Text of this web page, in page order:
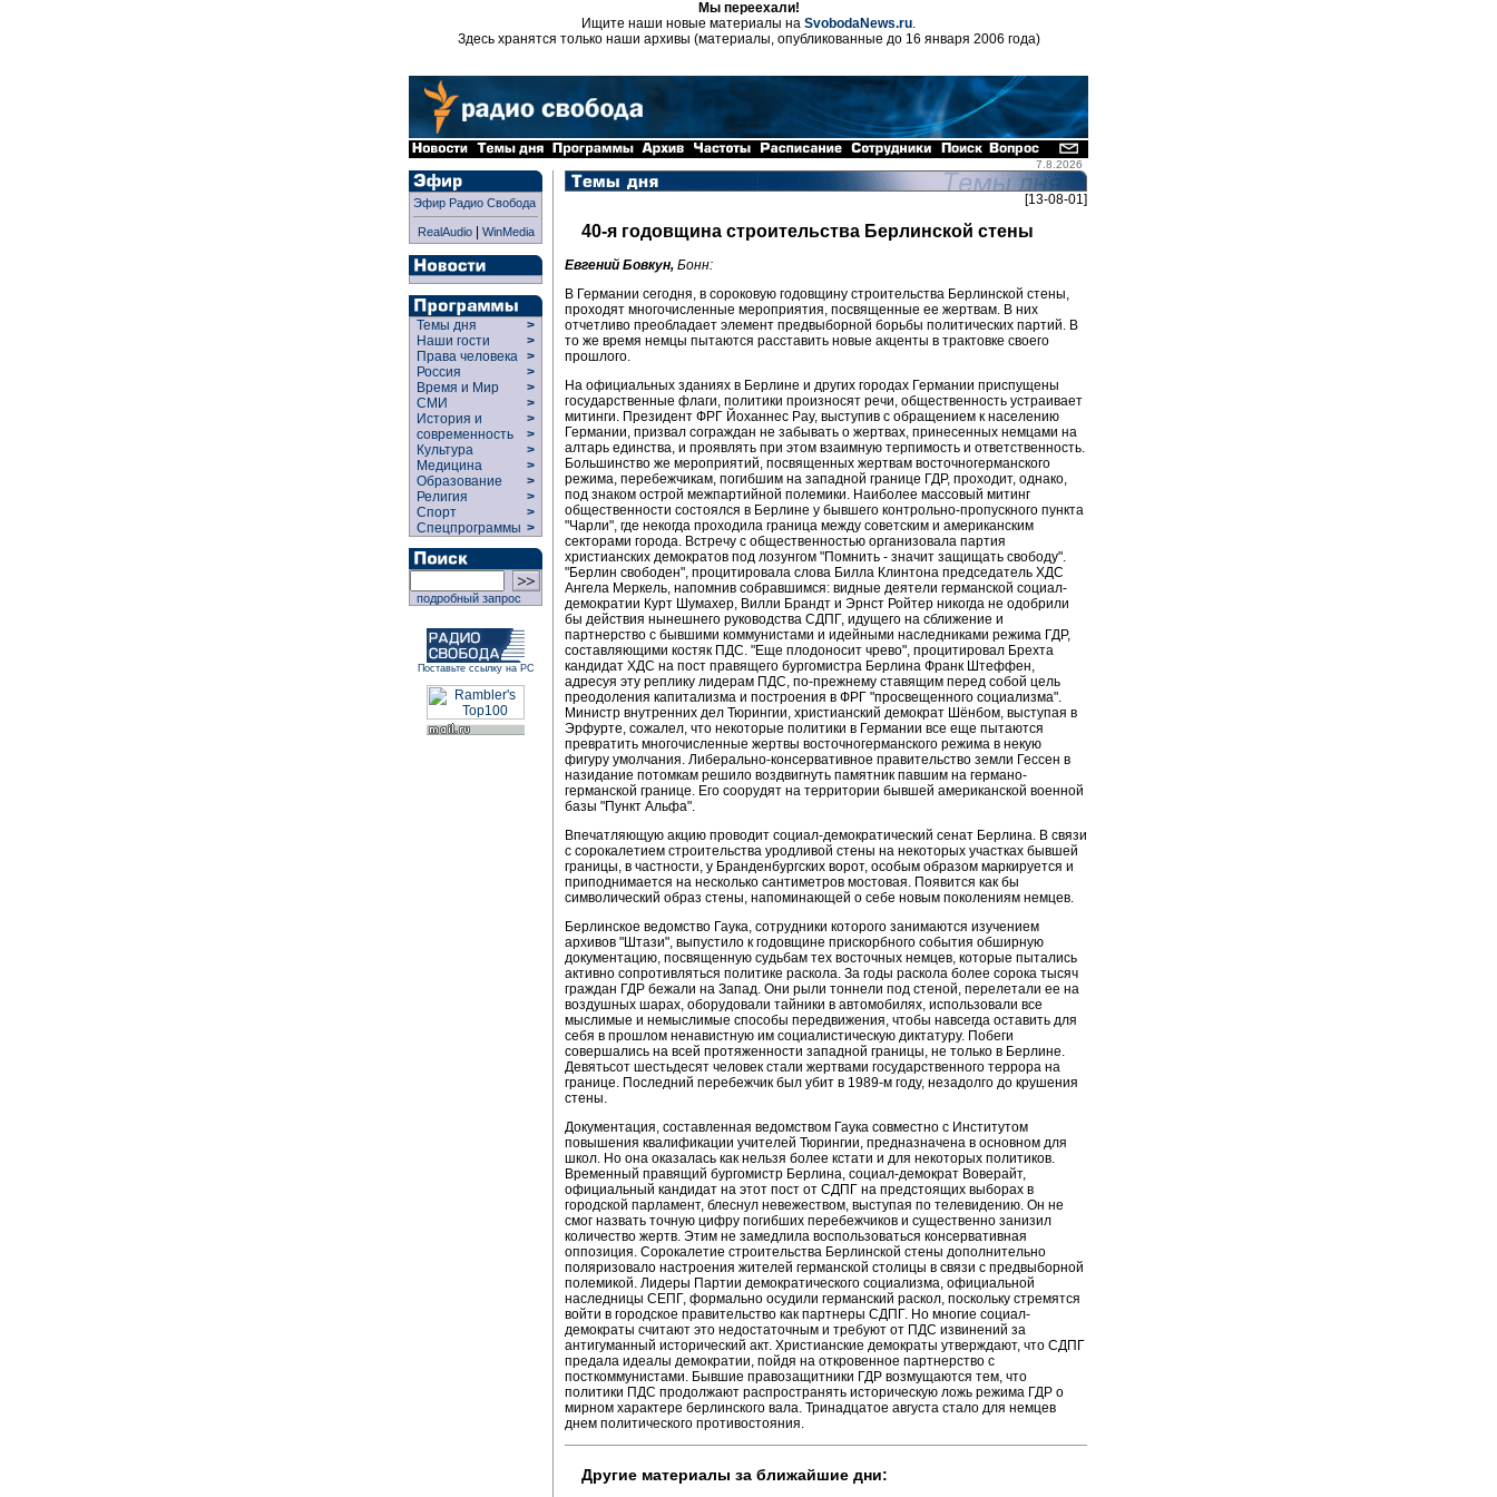
Мы переехали!
Ищите наши новые материалы на SvobodaNews.ru.
Здесь хранятся только наши архивы (материалы, опубликованные до 16 января 2006 года)
7.8.2026
Эфир Радио Свобода
RealAudio| WinMedia
Темы дня
>
Наши гости
>
Права человека >
Россия
>
Время и Мир
>
СМИ
>
История и
современность
>
>
Культура
>
Медицина
>
Образование
>
Религия
>
Спорт
>
Спецпрограммы >
подробный запрос
Поставьте ссылку на РС
[13-08-01]
40-я годовщина строительства Берлинской стены
Евгений Бовкун, Бонн:
В Германии сегодня, в сороковую годовщину строительства Берлинской стены,
проходят многочисленные мероприятия, посвященные ее жертвам. В них
отчетливо преобладает элемент предвыборной борьбы политических партий. В
то же время немцы пытаются расставить новые акценты в трактовке своего
прошлого.
На официальных зданиях в Берлине и других городах Германии приспущены
государственные флаги, политики произносят речи, общественность устраивает
митинги. Президент ФРГ Йоханнес Рау, выступив с обращением к населению
Германии, призвал сограждан не забывать о жертвах, принесенных немцами на
алтарь единства, и проявлять при этом взаимную терпимость и ответственность.
Большинство же мероприятий, посвященных жертвам восточногерманского
режима, перебежчикам, погибшим на западной границе ГДР, проходит, однако,
под знаком острой межпартийной полемики. Наиболее массовый митинг
общественности состоялся в Берлине у бывшего контрольно-пропускного пункта
"Чарли", где некогда проходила граница между советским и американским
секторами города. Встречу с общественностью организовала партия
христианских демократов под лозунгом "Помнить - значит защищать свободу".
"Берлин свободен", процитировала слова Билла Клинтона председатель ХДС
Ангела Меркель, напомнив собравшимся: видные деятели германской социал-
демократии Курт Шумахер, Вилли Брандт и Эрнст Ройтер никогда не одобрили
бы действия нынешнего руководства СДПГ, идущего на сближение и
партнерство с бывшими коммунистами и идейными наследниками режима ГДР,
составляющими костяк ПДС. "Еще плодоносит чрево", процитировал Брехта
кандидат ХДС на пост правящего бургомистра Берлина Франк Штеффен,
адресуя эту реплику лидерам ПДС, по-прежнему ставящим перед собой цель
преодоления капитализма и построения в ФРГ "просвещенного социализма".
Министр внутренних дел Тюрингии, христианский демократ Шёнбом, выступая в
Эрфурте, сожалел, что некоторые политики в Германии все еще пытаются
превратить многочисленные жертвы восточногерманского режима в некую
фигуру умолчания. Либерально-консервативное правительство земли Гессен в
назидание потомкам решило воздвигнуть памятник павшим на германо-
германской границе. Его соорудят на территории бывшей американской военной
базы "Пункт Альфа".
Впечатляющую акцию проводит социал-демократический сенат Берлина. В связи
с сорокалетием строительства уродливой стены на некоторых участках бывшей
границы, в частности, у Бранденбургских ворот, особым образом маркируется и
приподнимается на несколько сантиметров мостовая. Появится как бы
символический образ стены, напоминающей о себе новым поколениям немцев.
Берлинское ведомство Гаука, сотрудники которого занимаются изучением
архивов "Штази", выпустило к годовщине прискорбного события обширную
документацию, посвященную судьбам тех восточных немцев, которые пытались
активно сопротивляться политике раскола. За годы раскола более сорока тысяч
граждан ГДР бежали на Запад. Они рыли тоннели под стеной, перелетали ее на
воздушных шарах, оборудовали тайники в автомобилях, использовали все
мыслимые и немыслимые способы передвижения, чтобы навсегда оставить для
себя в прошлом ненавистную им социалистическую диктатуру. Побеги
совершались на всей протяженности западной границы, не только в Берлине.
Девятьсот шестьдесят человек стали жертвами государственного террора на
границе. Последний перебежчик был убит в 1989-м году, незадолго до крушения
стены.
Документация, составленная ведомством Гаука совместно с Институтом
повышения квалификации учителей Тюрингии, предназначена в основном для
школ. Но она оказалась как нельзя более кстати и для некоторых политиков.
Временный правящий бургомистр Берлина, социал-демократ Воверайт,
официальный кандидат на этот пост от СДПГ на предстоящих выборах в
городской парламент, блеснул невежеством, выступая по телевидению. Он не
смог назвать точную цифру погибших перебежчиков и существенно занизил
количество жертв. Этим не замедлила воспользоваться консервативная
оппозиция. Сорокалетие строительства Берлинской стены дополнительно
поляризовало настроения жителей германской столицы в связи с предвыборной
полемикой. Лидеры Партии демократического социализма, официальной
наследницы СЕПГ, формально осудили германский раскол, поскольку стремятся
войти в городское правительство как партнеры СДПГ. Но многие социал-
демократы считают это недостаточным и требуют от ПДС извинений за
антигуманный исторический акт. Христианские демократы утверждают, что СДПГ
предала идеалы демократии, пойдя на откровенное партнерство с
посткоммунистами. Бывшие правозащитники ГДР возмущаются тем, что
политики ПДС продолжают распространять историческую ложь режима ГДР о
мирном характере берлинского вала. Тринадцатое августа стало для немцев
днем политического противостояния.
Другие материалы за ближайшие дни: